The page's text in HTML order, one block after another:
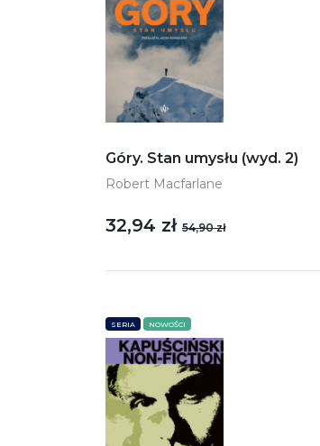
Góry. Stan umysłu (wyd. 2)
Robert Macfarlane
32,94 zł 54,90 zł
SERIA NOWOŚCI